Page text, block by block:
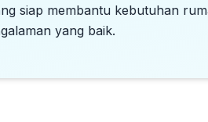
siap membantu kebutuhan
yang baik.